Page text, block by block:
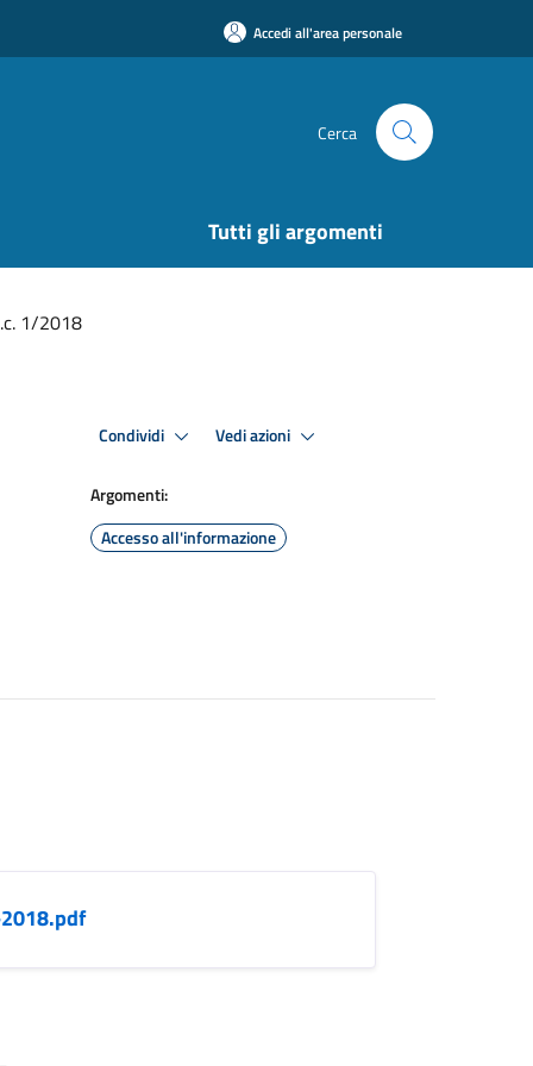
Accedi all'area personale
Cerca
Tutti gli argomenti
1/2018
Condividi Vedi azioni
Argomenti:
Accesso all'informazione